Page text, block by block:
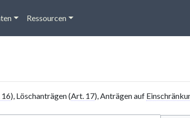
Ressourcen
16), Löschanträgen (Art. 17), Anträgen auf